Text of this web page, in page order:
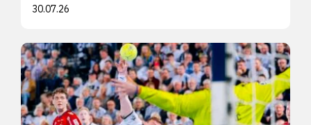
30.07.26